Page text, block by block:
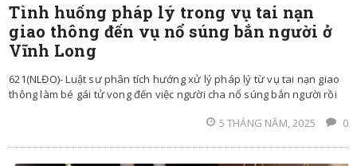
Tình huống pháp lý trong vụ tai nạn
giao thông đến vụ nổ súng bắn người ở
Vĩnh Long
621(NLĐO)- Luật sư phân tích hướng xử lý pháp lý từ vụ tai nạn giao
thông làm bé gái tử vong đến việc người cha nổ súng bắn người rồi
5 THÁNG NĂM, 2025
0